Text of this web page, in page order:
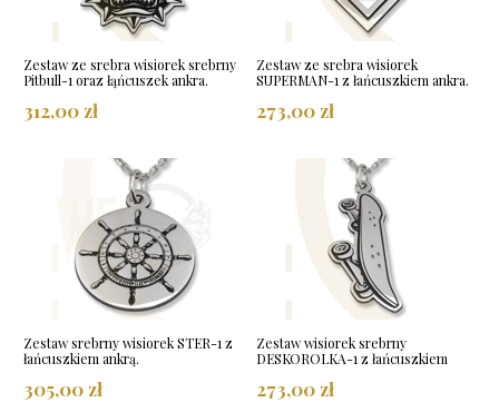
Zestaw ze srebra wisiorek srebrny
Pitbull-1 oraz łąńcuszek ankra.
312,00 zł
Zestaw ze srebra wisiorek
SUPERMAN-1 z łańcuszkiem ankra.
273,00 zł
Zestaw srebrny wisiorek STER-1 z
łańcuszkiem ankrą.
305,00 zł
Zestaw wisiorek srebrny
DESKOROLKA-1 z łańcuszkiem
273,00 zł